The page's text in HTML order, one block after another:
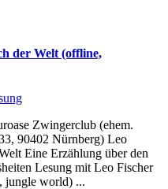
der Welt (offline,
Zwingerclub (ehem.
90402 Nürnberg) Leo
Eine Erzählung über den
Lesung mit Leo Fischer
jungle world) ...